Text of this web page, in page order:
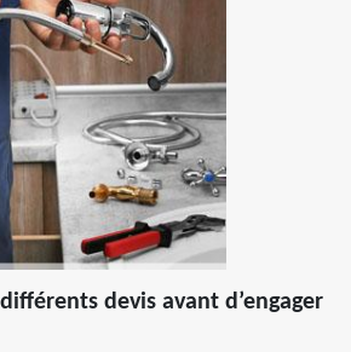
devis avant d’engager